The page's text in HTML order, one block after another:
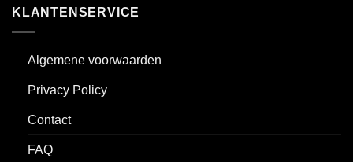
KLANTENSERVICE
Algemene voorwaarden
Privacy Policy
Contact
FAQ